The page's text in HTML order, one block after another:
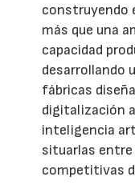
construyendo
más que una
capacidad
desarrollando
fábricas
digitalización
inteligencia
situarlas
competitivas